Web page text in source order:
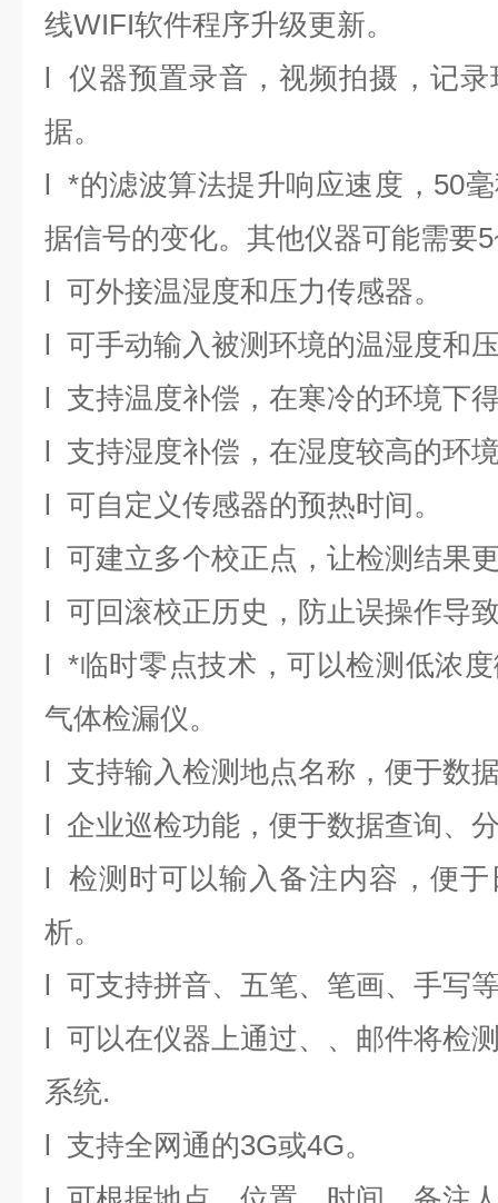
线WIFI软件程序升级更新。
l 仪器预置录音，视频拍摄，记
据。
l *的滤波算法提升响应速度，50
据信号的变化。其他仪器可能需要
l 可外接温湿度和压力传感器。
l 可手动输入被测环境的温湿度和
l 支持温度补偿，在寒冷的环境下
l 支持湿度补偿，在湿度较高的环
l 可自定义传感器的预热时间。
l 可建立多个校正点，让检测结果
l 可回滚校正历史，防止误操作导
l *临时零点技术，可以检测低浓
气体检漏仪。
l 支持输入检测地点名称，便于数
l 企业巡检功能，便于数据查询、
l 检测时可以输入备注内容，便
析。
l 可支持拼音、五笔、笔画、手写
l 可以在仪器上通过、、邮件将检
系统.
l 支持全网通的3G或4G。